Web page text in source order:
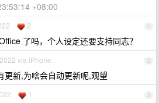
+08:00
1
2
了吗，个人设定还要支持同志？
2
via iPhone
更新,为啥会自动更新呢,观望
3
1